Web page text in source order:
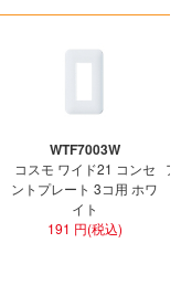
WTF7003W
コスモ ワイド21 コンセ
ントプレート 3コ用 ホワ
イト
191 円(税込)